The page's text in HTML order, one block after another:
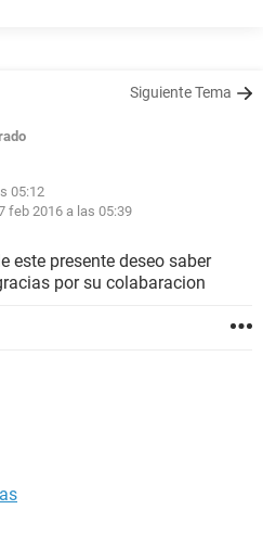
Siguiente Tema
05:12
feb 2016 a las 05:39
este presente deseo saber
por su colabaracion